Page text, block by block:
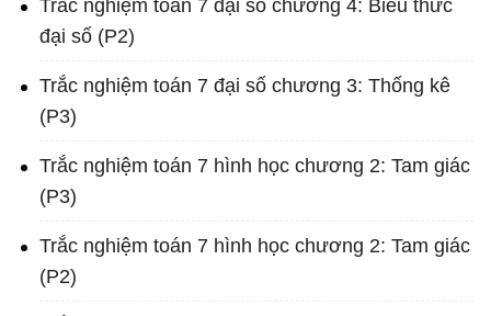
Trắc nghiệm toán 7 đại số chương 4: Biểu thức
đại số (P2)
Trắc nghiệm toán 7 đại số chương 3: Thống kê
(P3)
Trắc nghiệm toán 7 hình học chương 2: Tam giác
(P3)
Trắc nghiệm toán 7 hình học chương 2: Tam giác
(P2)